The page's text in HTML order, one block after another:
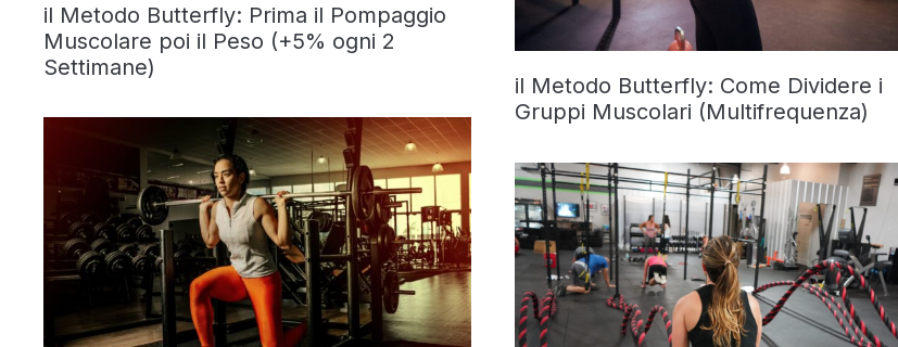
il Metodo Butterfly: Prima il Pompaggio
Muscolare poi il Peso (+5% ogni 2
Settimane)
il Metodo Butterfly: Come Dividere i
Gruppi Muscolari (Multifrequenza)